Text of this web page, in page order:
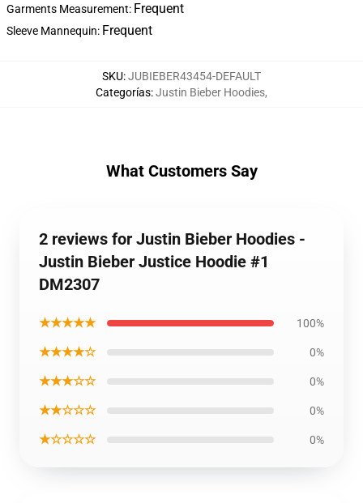
Garments Measurement: Frequent
Sleeve Mannequin: Frequent
SKU:JUBIEBER43454-DEFAULT
Categorías:Justin Bieber Hoodies,
What Customers Say
2 reviews for Justin Bieber Hoodies -
Justin Bieber Justice Hoodie #1
DM2307
★★★★★ 100%
★★★★☆ 0%
★★★☆☆ 0%
★★☆☆☆ 0%
★☆☆☆☆ 0%